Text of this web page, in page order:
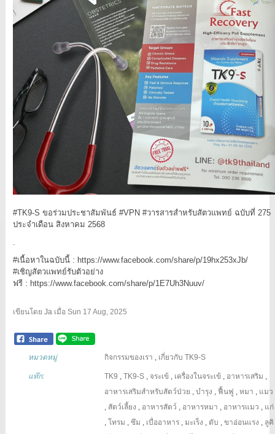
#TK9-S ขอร่วมประชาสัมพันธ์ #VPN #วารสารสำหรับสัตวแพทย์ ฉบับที่ 275
ประจำเดือน สิงหาคม 2568
#เนื้อหาในฉบับนี้: https://www.facebook.com/share/p/19hx253xJb/
#เชิญสัตวแพทย์รับตัวอย่าง
ฟรี : https://www.facebook.com/share/p/1E7Uh3Nuuv/
เขียนโดย Jaเมื่อ Sun 17 Aug, 2025
หมวดหมู่ กิจกรรมของเรา , เกี่ยวกับ TK9-S
แท๊ก: TK9 ,TK9-S , จระเข้ , เครื่องในจระเข้ , อาหารเสริม ,
อาหารเสริมสำหรับสัตว์ป่วย ,บำรุง ,ฟื้นฟู ,หมา , แมว
, สัตว์เลี้ยง , อาหารสัตว์ , อาหารหมา , อาหารแมว , แก่
,โทรม ,ซึม , เบื่ออาหาร ,มะเร็ง , ตับ ,ขาอ่อนแรง , ลูคิ